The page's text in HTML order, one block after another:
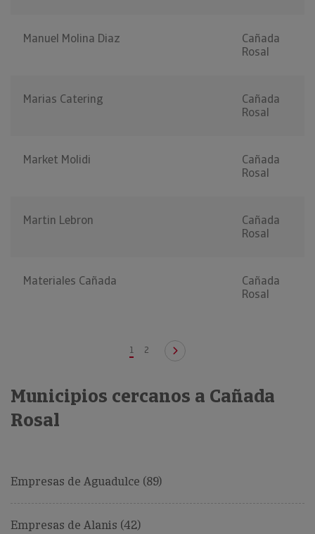
Manuel Molina Diaz
Cañada
Rosal
Marias Catering
Cañada
Rosal
Market Molidi
Cañada
Rosal
Martin Lebron
Cañada
Rosal
Materiales Cañada
Cañada
Rosal
1 2
Municipios cercanos a Cañada
Rosal
Empresas de Aguadulce (89)
Empresas de Alanis (42)